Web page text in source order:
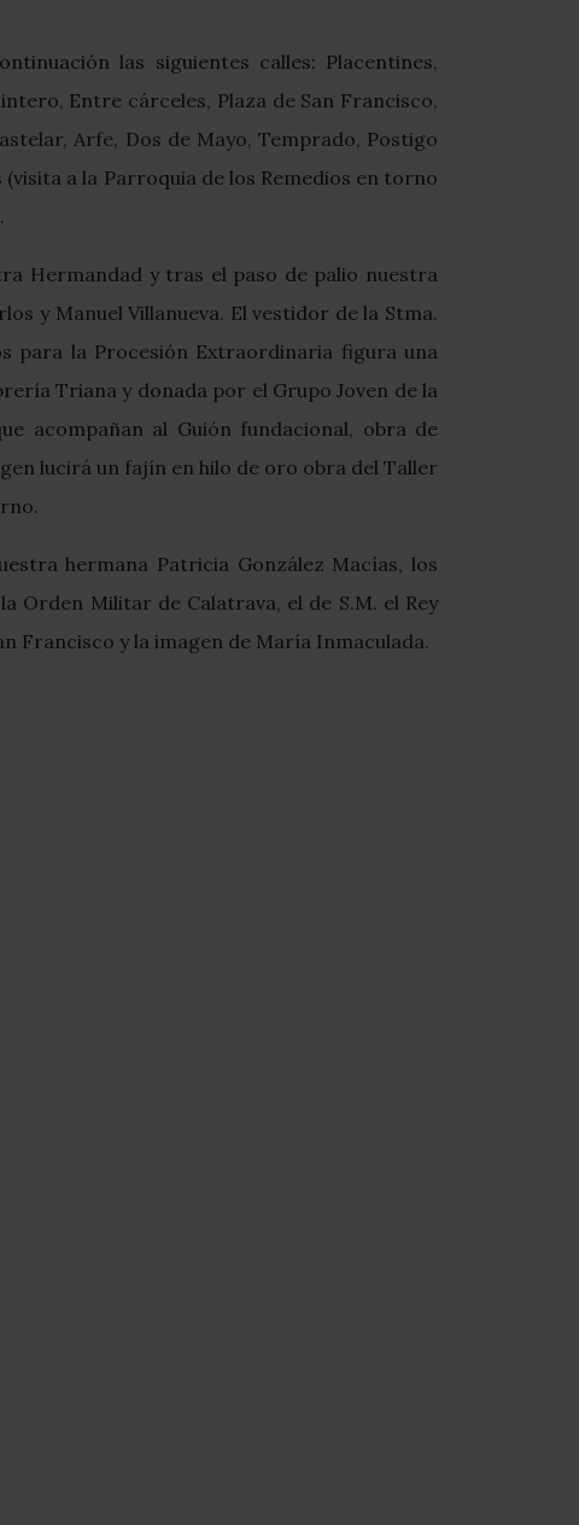
las siguientes calles: Placentines,
Entre cárceles, Plaza de San Francisco,
Arfe, Dos de Mayo, Temprado, Postigo
a la Parroquia de los Remedios en torno
Hermandad y tras el paso de palio nuestra
y Manuel Villanueva. El vestidor de la Stma.
para la Procesión Extraordinaria figura una
Triana y donada por el Grupo Joven de la
acompañan al Guión fundacional, obra de
lucirá un fajín en hilo de oro obra del Taller
hermana Patricia González Macías, los
Orden Militar de Calatrava, el de S.M. el Rey
Francisco y la imagen de María Inmaculada.